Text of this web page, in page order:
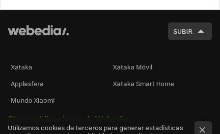
SUBIR
Xataka
Xataka Móvil
Applesfera
Xataka Smart Home
Mundo Xiaomi
Otras publicaciones de Webedia
Utilizamos cookies de terceros para generar estadísticas